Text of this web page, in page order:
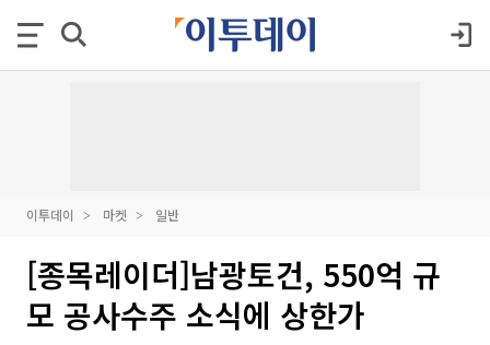
이투데이 마켓 일반
[종목레이더]남광토건, 550억 규
모 공사수주 소식에 상한가